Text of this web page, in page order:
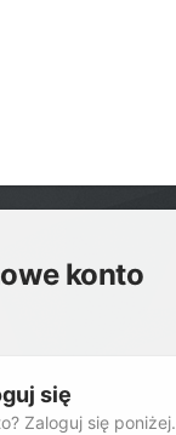
konto
się
Zaloguj się poniżej.